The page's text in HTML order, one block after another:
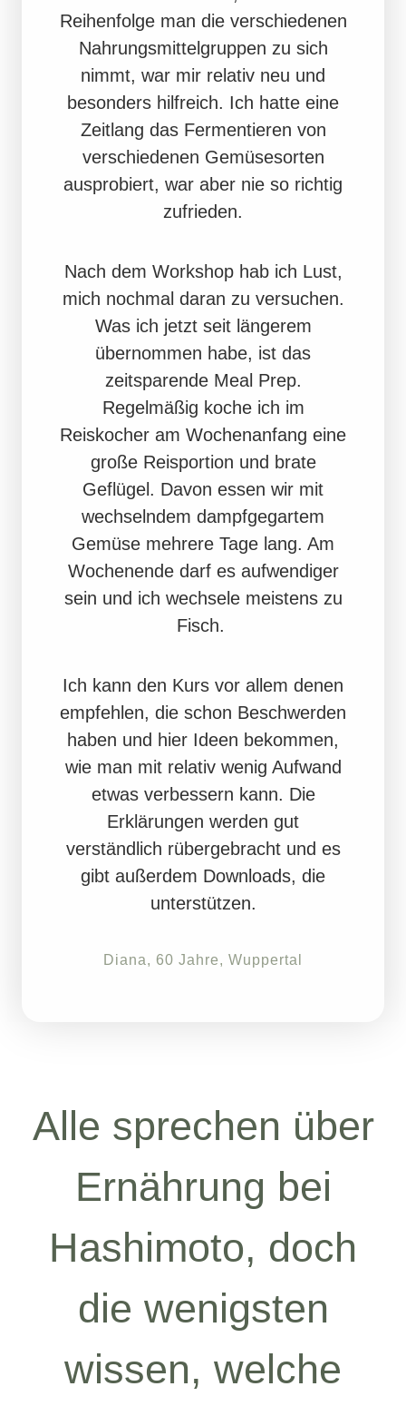
Reihenfolge man die verschiedenen
Nahrungsmittelgruppen zu sich
nimmt, war mir relativ neu und
besonders hilfreich. Ich hatte eine
Zeitlang das Fermentieren von
verschiedenen Gemüsesorten
ausprobiert, war aber nie so richtig
zufrieden.
Nach dem Workshop hab ich Lust,
mich nochmal daran zu versuchen.
Was ich jetzt seit längerem
übernommen habe, ist das
zeitsparende Meal Prep.
Regelmäßig koche ich im
Reiskocher am Wochenanfang eine
große Reisportion und brate
Geflügel. Davon essen wir mit
wechselndem dampfgegartem
Gemüse mehrere Tage lang. Am
Wochenende darf es aufwendiger
sein und ich wechsele meistens zu
Fisch.
Ich kann den Kurs vor allem denen
empfehlen, die schon Beschwerden
haben und hier Ideen bekommen,
wie man mit relativ wenig Aufwand
etwas verbessern kann. Die
Erklärungen werden gut
verständlich rübergebracht und es
gibt außerdem Downloads, die
unterstützen.
Diana, 60 Jahre, Wuppertal
Alle sprechen über
Ernährung bei
Hashimoto, doch
die wenigsten
wissen, welche